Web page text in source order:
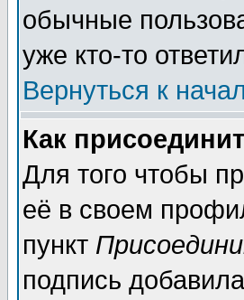
обычные
уже кто-то
Вернуться к
Как
Для того чтобы
её в своем
пункт
подпись